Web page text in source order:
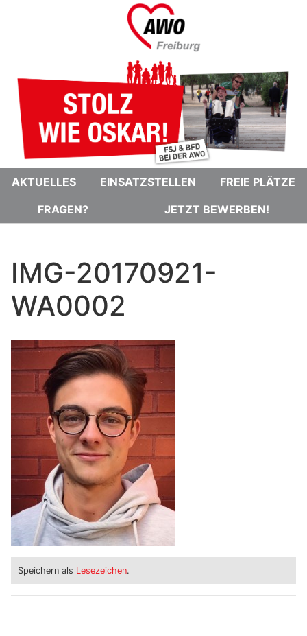
AKTUELLES EINSATZSTELLEN
FREIE PLÄTZE
FRAGEN?
JETZT BEWERBEN!
IMG-20170921-
WA0002
Speichern als Lesezeichen.